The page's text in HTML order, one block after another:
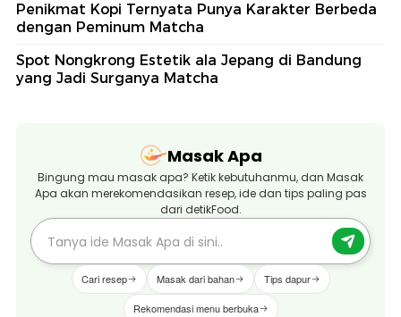
Penikmat Kopi Ternyata Punya Karakter Berbeda
dengan Peminum Matcha
Spot Nongkrong Estetik ala Jepang di Bandung
yang Jadi Surganya Matcha
Masak Apa
Bingung mau masak apa? Ketik kebutuhanmu, dan Masak
Apa akan merekomendasikan resep, ide dan tips paling pas
dari detikFood.
Cari resep Masak dari bahan Tips dapur
Rekomendasi menu berbuka